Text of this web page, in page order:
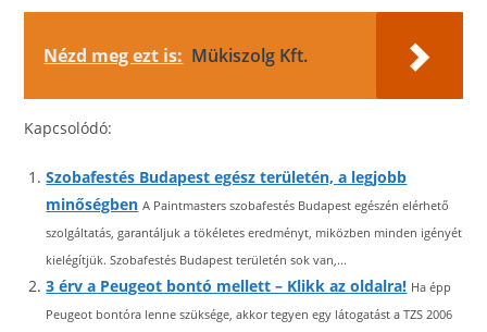
Nézd meg ezt is: Mükiszolg Kft.
Kapcsolódó:
Szobafestés Budapest egész területén, a legjobb
minőségben A Paintmasters szobafestés Budapest egészén elérhető
szolgáltatás, garantáljuk a tökéletes eredményt, miközben minden igényét
kielégítjük. Szobafestés Budapest területén sok van,...
3 érv a Peugeot bontó mellett – Klikk az oldalra! Ha épp
Peugeot bontóra lenne szüksége, akkor tegyen egy látogatást a TZS 2006